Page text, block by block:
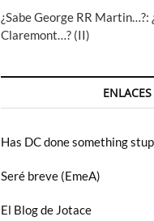
¿Sabe George RR Martin…?:
Claremont…? (II)
ENLACES
Has DC done something
Seré breve (EmeA)
El Blog de Jotace